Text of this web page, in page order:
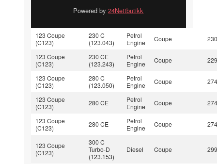
Powered by24Nettbutikk
123 Coupe
(C123)
230 C
(123.043)
Petrol
Engine
Coupe
123 Coupe
(C123)
230 CE
(123.243)
Petrol
Engine
Coupe
123 Coupe
(C123)
280 C
(123.050)
Petrol
Engine
Coupe
123 Coupe
(C123)
280 CE
Petrol
Engine
Coupe
123 Coupe
(C123)
280 CE
Petrol
Engine
Coupe
123 Coupe
(C123)
300 C
Turbo-D
(123.153)
Diesel Coupe